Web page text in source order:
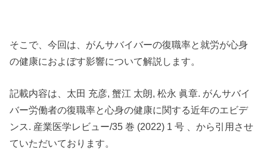
そこで、今回は、がんサバイバーの復職率と就労が心身
の健康におよぼす影響について解説します。
記載内容は、太田 充彦, 蟹江 太朗, 松永 眞章. がんサバイ
バー労働者の復職率と心身の健康に関する近年のエビデ
ンス. 産業医学レビュー/35 巻 (2022) 1 号 、から引用させ
ていただいております。